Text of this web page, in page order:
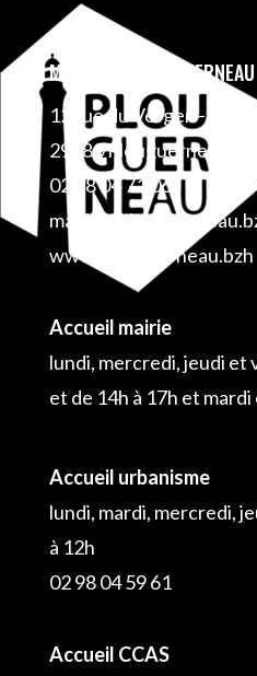
MAIRIE DE PLOUGUERNEAU
12 rue du Verger – BP 1
29880 Plouguerneau
02 98 04 71 06
www.plouguerneau.bzh
Accueil mairie
lundi, mercredi, jeudi et
et de 14h à 17h et
Accueil urbanisme
lundi, mardi, mercredi,
à 12h
02 98 04 59 61
Accueil CCAS